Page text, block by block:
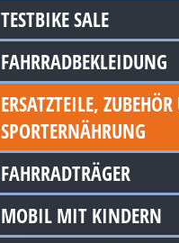
TESTBIKE SALE
FAHRRADBEKLEIDUNG
ERSATZTEILE,
SPORTERNÄHRUNG
FAHRRADTRÄGER
MOBIL MIT KINDERN